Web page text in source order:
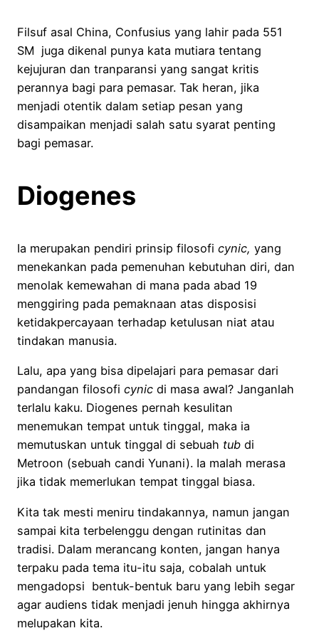
Filsuf asal China, Confusius yang lahir pada 551
SM juga dikenal punya kata mutiara tentang
kejujuran dan tranparansi yang sangat kritis
perannya bagi para pemasar. Tak heran, jika
menjadi otentik dalam setiap pesan yang
disampaikan menjadi salah satu syarat penting
bagi pemasar.
Diogenes
Ia merupakan pendiri prinsip filosofi cynic, yang
menekankan pada pemenuhan kebutuhan diri, dan
menolak kemewahan di mana pada abad 19
menggiring pada pemaknaan atas disposisi
ketidakpercayaan terhadap ketulusan niat atau
tindakan manusia.
Lalu, apa yang bisa dipelajari para pemasar dari
pandangan filosofi cynic di masa awal? Janganlah
terlalu kaku. Diogenes pernah kesulitan
menemukan tempat untuk tinggal, maka ia
memutuskan untuk tinggal di sebuah tub di
Metroon (sebuah candi Yunani). Ia malah merasa
jika tidak memerlukan tempat tinggal biasa.
Kita tak mesti meniru tindakannya, namun jangan
sampai kita terbelenggu dengan rutinitas dan
tradisi. Dalam merancang konten, jangan hanya
terpaku pada tema itu-itu saja, cobalah untuk
mengadopsi bentuk-bentuk baru yang lebih segar
agar audiens tidak menjadi jenuh hingga akhirnya
melupakan kita.